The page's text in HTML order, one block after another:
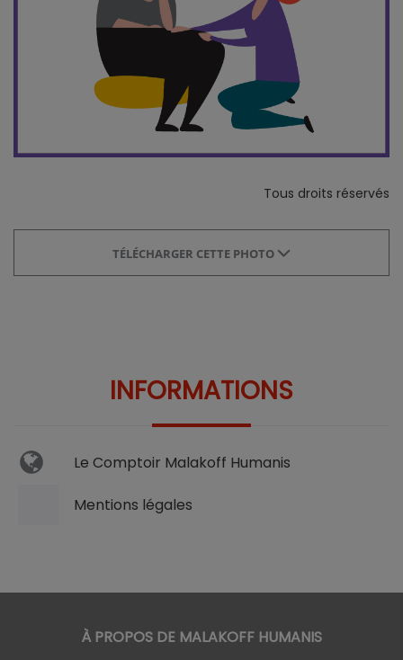
Tous droits réservés
TÉLÉCHARGER CETTE PHOTO
INFORMATIONS
Le Comptoir Malakoff Humanis
Mentions légales
À PROPOS DE MALAKOFF HUMANIS